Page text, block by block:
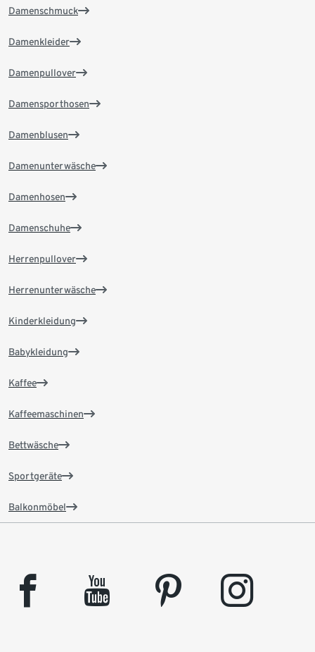
Damenschmuck
Damenkleider
Damenpullover
Damensporthosen
Damenblusen
Damenunterwäsche
Damenhosen
Damenschuhe
Herrenpullover
Herrenunterwäsche
Kinderkleidung
Babykleidung
Kaffee
Kaffeemaschinen
Bettwäsche
Sportgeräte
Balkonmöbel
facebook youtube pinterest instagram